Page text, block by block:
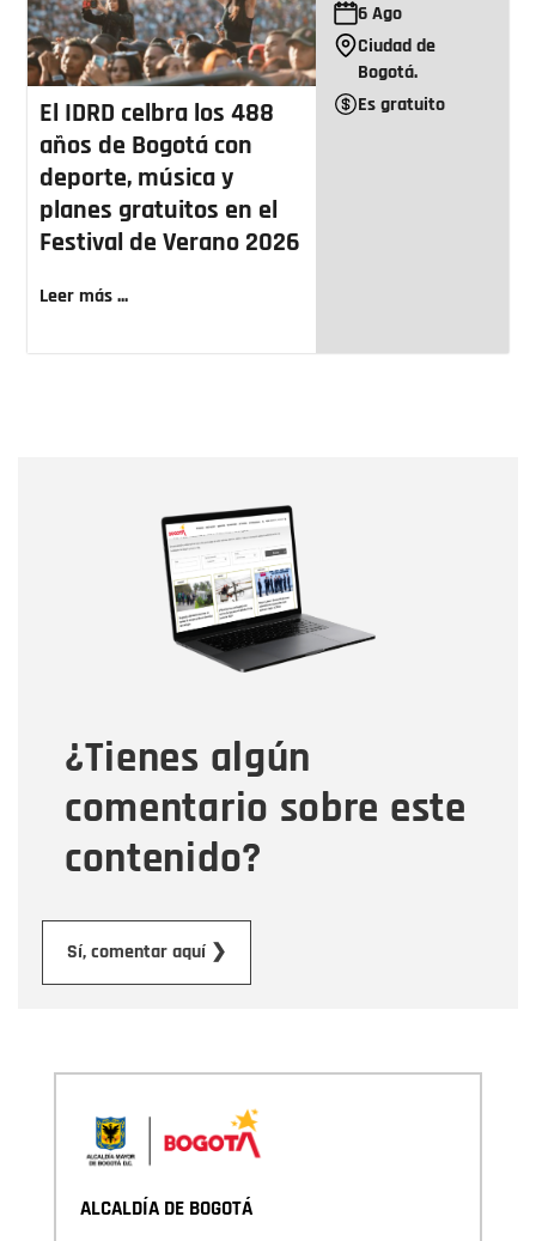
El IDRD celbra los 488
años de Bogotá con
deporte, música y
planes gratuitos en el
Festival de Verano 2026
Leer más ...
6Ago
Ciudad de
Bogotá.
Es gratuito
¿Tienes algún
comentario sobre este
contenido?
Sí, comentar aquí ❯
Correo electrónico
Tipo de comentario
Mensaje
ALCALDÍA DE BOGOTÁ